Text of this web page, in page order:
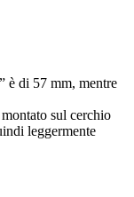
è di 57 mm, mentre
montato sul cerchio
leggermente